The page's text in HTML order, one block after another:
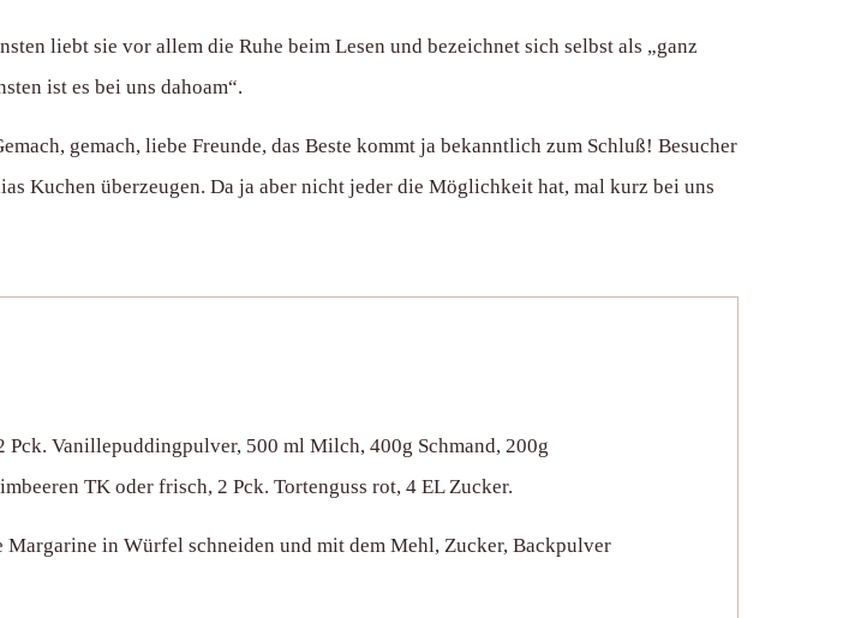
liebt sie vor allem die Ruhe beim Lesen und bezeichnet sich selbst als „ganz
ist es bei uns dahoam“.
gemach, liebe Freunde, das Beste kommt ja bekanntlich zum Schluß! Besucher
Kuchen überzeugen. Da ja aber nicht jeder die Möglichkeit hat, mal kurz bei uns
Vanillepuddingpulver, 500 ml Milch, 400g Schmand, 200g
TK oder frisch, 2 Pck. Tortenguss rot, 4 EL Zucker.
in Würfel schneiden und mit dem Mehl, Zucker, Backpulver